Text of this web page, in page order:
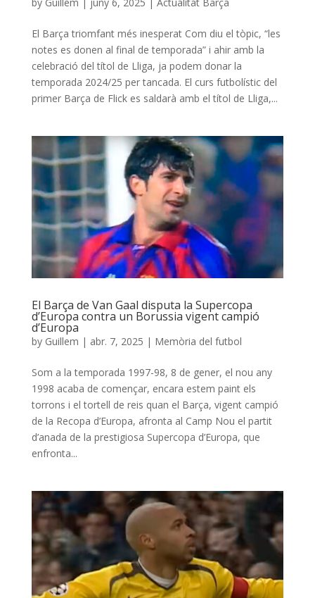
El Barça triomfant més inesperat Com diu el tòpic, “les
notes es donen al final de temporada” i ahir amb la
celebració del títol de Lliga, ja podem donar la
temporada 2024/25 per tancada. El curs futbolístic del
primer Barça de Flick es saldarà amb el títol de Lliga,...
El Barça de Van Gaal disputa la Supercopa
d’Europa contra un Borussia vigent campió
d’Europa
by Guillem | abr. 7, 2025 | Memòria del futbol
Som a la temporada 1997-98, 8 de gener, el nou any
1998 acaba de començar, encara estem paint els
torrons i el tortell de reis quan el Barça, vigent campió
de la Recopa d’Europa, afronta al Camp Nou el partit
d’anada de la prestigiosa Supercopa d’Europa, que
enfronta...